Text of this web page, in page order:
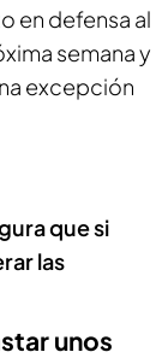
en defensa al
semana y
excepción
que si
las
unos